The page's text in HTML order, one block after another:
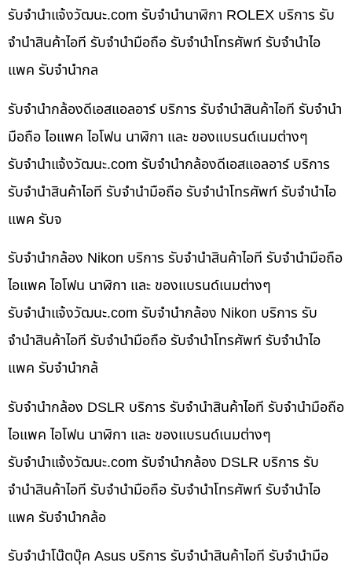
รับจํานําแจ้งวัฒนะ.com รับจำนำนาฬิกา ROLEX บริการ รับ
จำนำสินค้าไอที รับจำนำมือถือ รับจำนำโทรศัพท์ รับจำนำไอ
แพค รับจำนำกล
รับจำนำกล้องดีเอสแอลอาร์ บริการ รับจำนำสินค้าไอที รับจำนำ
มือถือ ไอแพค ไอโฟน นาฬิกา และ ของแบรนด์เนมต่างๆ
รับจํานําแจ้งวัฒนะ.com รับจำนำกล้องดีเอสแอลอาร์ บริการ
รับจำนำสินค้าไอที รับจำนำมือถือ รับจำนำโทรศัพท์ รับจำนำไอ
แพค รับจ
รับจำนำกล้อง Nikon บริการ รับจำนำสินค้าไอที รับจำนำมือถือ
ไอแพค ไอโฟน นาฬิกา และ ของแบรนด์เนมต่างๆ
รับจํานําแจ้งวัฒนะ.com รับจำนำกล้อง Nikon บริการ รับ
จำนำสินค้าไอที รับจำนำมือถือ รับจำนำโทรศัพท์ รับจำนำไอ
แพค รับจำนำกล้
รับจำนำกล้อง DSLR บริการ รับจำนำสินค้าไอที รับจำนำมือถือ
ไอแพค ไอโฟน นาฬิกา และ ของแบรนด์เนมต่างๆ
รับจํานําแจ้งวัฒนะ.com รับจำนำกล้อง DSLR บริการ รับ
จำนำสินค้าไอที รับจำนำมือถือ รับจำนำโทรศัพท์ รับจำนำไอ
แพค รับจำนำกล้อ
รับจำนำโน๊ตบุ๊ค Asus บริการ รับจำนำสินค้าไอที รับจำนำมือ